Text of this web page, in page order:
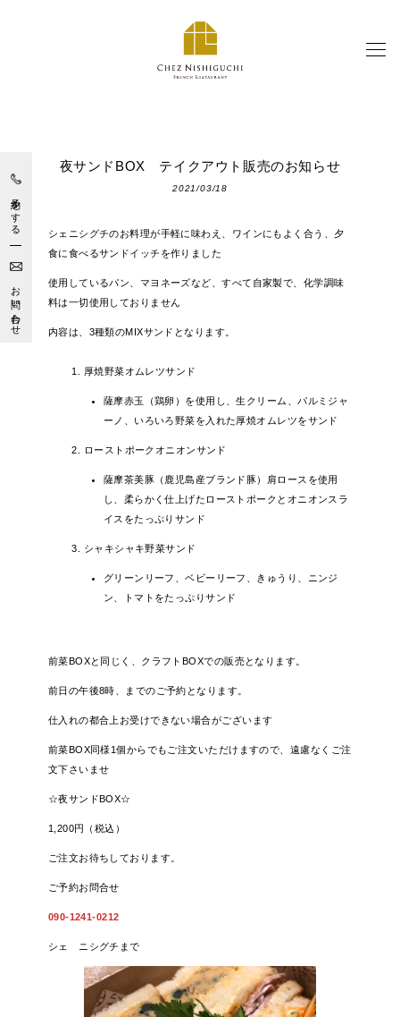
Our Concept
Food & Wine
エスカルゴについて
Escargot
夜サンドBOX テイクアウト販売のお知らせ
2021/03/18
予約をする
お問い合わせ
シェニシグチのお料理が手軽に味わえ、ワインにもよく合う、夕
食に食べるサンドイッチを作りました
使用しているパン、マヨネーズなど、すべて自家製で、化学調味
料は一切使用しておりません
内容は、3種類のMIXサンドとなります。
厚焼野菜オムレツサンド
薩摩赤玉（鶏卵）を使用し、生クリーム、パルミジャ
ーノ、いろいろ野菜を入れた厚焼オムレツをサンド
ローストポークオニオンサンド
薩摩茶美豚（鹿児島産ブランド豚）肩ロースを使用
し、柔らかく仕上げたローストポークとオニオンスラ
イスをたっぷりサンド
シャキシャキ野菜サンド
グリーンリーフ、ベビーリーフ、きゅうり、ニンジ
ン、トマトをたっぷりサンド
前菜BOXと同じく、クラフトBOXでの販売となります。
前日の午後8時、までのご予約となります。
仕入れの都合上お受けできない場合がございます
前菜BOX同様1個からでもご注文いただけますので、遠慮なくご注
文下さいませ
☆夜サンドBOX☆
1,200円（税込）
ご注文お待ちしております。
ご予約お問合せ
090-1241-0212
シェ ニシグチまで